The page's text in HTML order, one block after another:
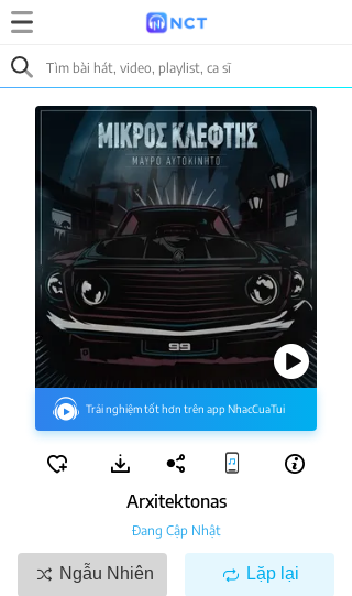
Trải nghiệm tốt hơn trên app NhacCuaTui
Arxitektonas
Đang Cập Nhật
Ngẫu Nhiên Lặp lại